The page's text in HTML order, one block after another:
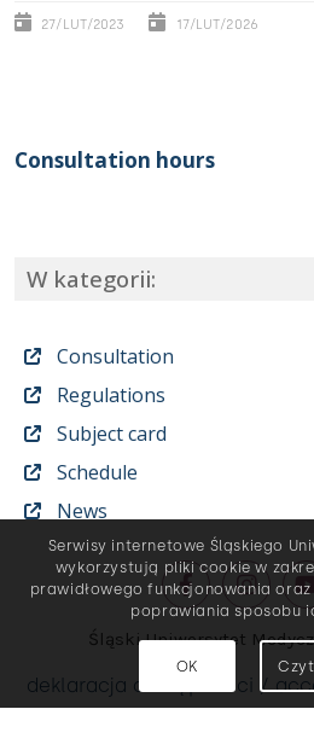
27/LUT/2023 17/LUT/2026
Consultation hours
W kategorii:
Consultation
Regulations
Subject card
Schedule
News
Śląski Uniwersytet
deklaracja dostępności /
Serwisy internetowe Śląskiego
wykorzystują pliki cookie w
prawidłowego funkcjonowania
poprawiania sposobu
OK